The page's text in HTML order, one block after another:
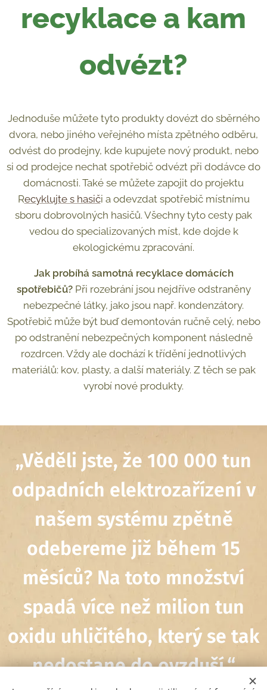
recyklace a kam
odvézt?
Jednoduše můžete tyto produkty dovézt do sběrného
dvora, nebo jiného veřejného místa zpětného odběru,
odvést do prodejny, kde kupujete nový produkt, nebo
si od prodejce nechat spotřebič odvézt při dodávce do
domácnosti. Také se můžete zapojit do projektu
Recyklujte s hasiči a odevzdat spotřebič místnímu
sboru dobrovolných hasičů. Všechny tyto cesty pak
vedou do specializovaných míst, kde dojde k
ekologickému zpracování.
Jak probíhá samotná recyklace domácích
spotřebičů?Při rozebrání jsou nejdříve odstraněny
nebezpečné látky, jako jsou např. kondenzátory.
Spotřebič může být buď demontován ručně celý, nebo
po odstranění nebezpečných komponent následně
rozdrcen. Vždy ale dochází k třídění jednotlivých
materiálů: kov, plasty, a další materiály. Z těch se pak
vyrobí nové produkty.
„Věděli jste, že 100 000 tun
odpadních elektrozařízení v
našem systému zpětně
odebereme již během 15
měsíců? Na toto množství
spadá více než milion tun
oxidu uhličitého, který se tak
nedostane do ovzduší.“